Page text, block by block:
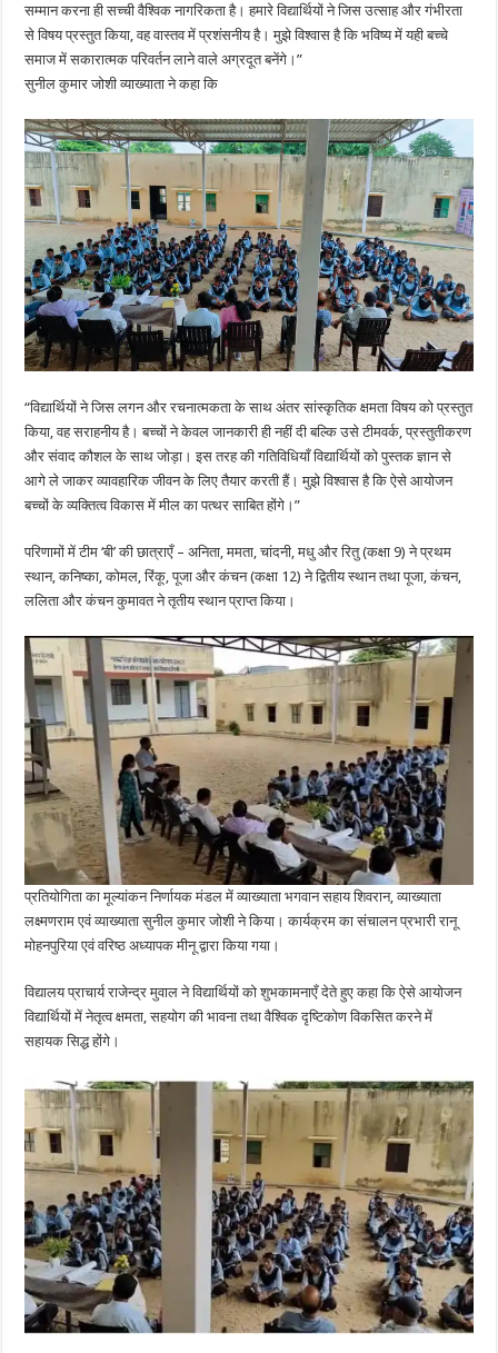
सम्मान करना ही सच्ची वैश्विक नागरिकता है। हमारे विद्यार्थियों ने जिस उत्साह और गंभीरता
से विषय प्रस्तुत किया, वह वास्तव में प्रशंसनीय है। मुझे विश्वास है कि भविष्य में यही बच्चे
समाज में सकारात्मक परिवर्तन लाने वाले अग्रदूत बनेंगे।”
सुनील कुमार जोशी व्याख्याता ने कहा कि
“विद्यार्थियों ने जिस लगन और रचनात्मकता के साथ अंतर सांस्कृतिक क्षमता विषय को प्रस्तुत
किया, वह सराहनीय है। बच्चों ने केवल जानकारी ही नहीं दी बल्कि उसे टीमवर्क, प्रस्तुतीकरण
और संवाद कौशल के साथ जोड़ा। इस तरह की गतिविधियाँ विद्यार्थियों को पुस्तक ज्ञान से
आगे ले जाकर व्यावहारिक जीवन के लिए तैयार करती हैं। मुझे विश्वास है कि ऐसे आयोजन
बच्चों के व्यक्तित्व विकास में मील का पत्थर साबित होंगे।”
परिणामों में टीम ‘बी’ की छात्राएँ – अनिता, ममता, चांदनी, मधु और रितु (कक्षा 9) ने प्रथम
स्थान, कनिष्का, कोमल, रिंकू, पूजा और कंचन (कक्षा 12) ने द्वितीय स्थान तथा पूजा, कंचन,
ललिता और कंचन कुमावत ने तृतीय स्थान प्राप्त किया।
प्रतियोगिता का मूल्यांकन निर्णायक मंडल में व्याख्याता भगवान सहाय शिवरान, व्याख्याता
लक्ष्मणराम एवं व्याख्याता सुनील कुमार जोशी ने किया। कार्यक्रम का संचालन प्रभारी रानू
मोहनपुरिया एवं वरिष्ठ अध्यापक मीनू द्वारा किया गया।
विद्यालय प्राचार्य राजेन्द्र मुवाल ने विद्यार्थियों को शुभकामनाएँ देते हुए कहा कि ऐसे आयोजन
विद्यार्थियों में नेतृत्व क्षमता, सहयोग की भावना तथा वैश्विक दृष्टिकोण विकसित करने में
सहायक सिद्ध होंगे।